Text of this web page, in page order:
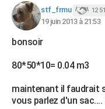
COPAINS D'AVANT
S'inscrire
Se connecter
Lycées
Collèges
Primaires
Universités
Entreprises
Service militaire
Avis de recherche
AVIS DE DÉCÈS
FORUM
Bricolage
Lifestyle
Culture
Sport
Auto
Television
Voyage
Cinema
stf_frmu 12
19 juin 2013 à 21:53
bonsoir
80*50*10= 0.04 m3
maintenant il faudrait
vous parlez d'un